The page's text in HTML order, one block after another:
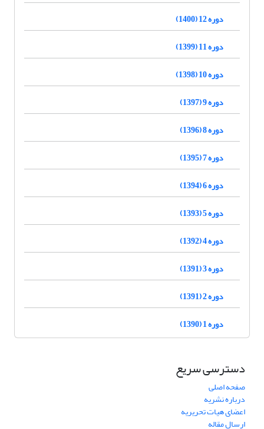
دوره 12 (1400)
دوره 11 (1399)
دوره 10 (1398)
دوره 9 (1397)
دوره 8 (1396)
دوره 7 (1395)
دوره 6 (1394)
دوره 5 (1393)
دوره 4 (1392)
دوره 3 (1391)
دوره 2 (1391)
دوره 1 (1390)
دسترسی سریع
صفحه اصلی
درباره نشریه
اعضای هیات تحریریه
ارسال مقاله